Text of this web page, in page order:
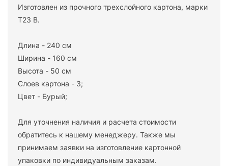
Изготовлен из прочного трехслойного картона, марки
Т23 В.
Длина - 240 см
Ширина - 160 см
Высота - 50 см
Слоев картона - 3;
Цвет - Бурый;
Для уточнения наличия и расчета стоимости
обратитесь к нашему менеджеру. Также мы
принимаем заявки на изготовление картонной
упаковки по индивидуальным заказам.